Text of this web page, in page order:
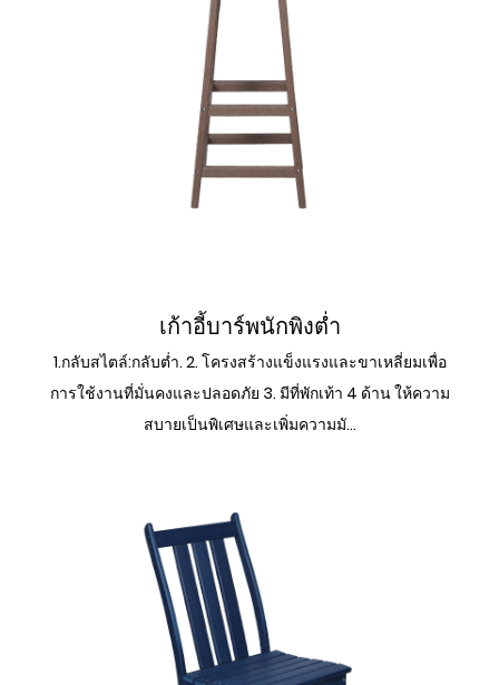
เก้าอี้บาร์พนักพิงต่ำ
1.กลับสไตล์:กลับต่ำ. 2. โครงสร้างแข็งแรงและขาเหลี่ยมเพื่อ
การใช้งานที่มั่นคงและปลอดภัย 3. มีที่พักเท้า 4 ด้าน ให้ความ
สบายเป็นพิเศษและเพิ่มความมั...